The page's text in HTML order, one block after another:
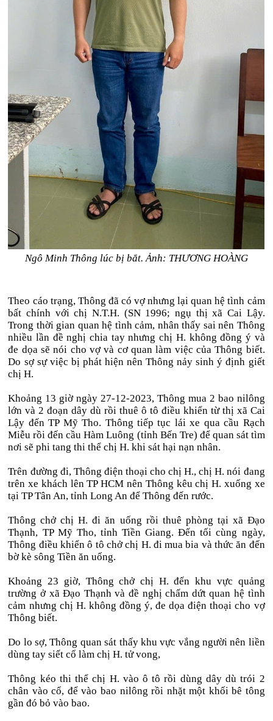
Ngô Minh Thông lúc bị bắt. Ảnh: THƯƠNG HOÀNG
Theo cáo trạng, Thông đã có vợ nhưng lại quan hệ tình cảm
bất chính với chị N.T.H. (SN 1996; ngụ thị xã Cai Lậy.
Trong thời gian quan hệ tình cảm, nhân thấy sai nên Thông
nhiều lần đề nghị chia tay nhưng chị H. không đồng ý và
đe dọa sẽ nói cho vợ và cơ quan làm việc của Thông biết.
Do sợ sự việc bị phát hiện nên Thông nảy sinh ý định giết
chị H.
Khoảng 13 giờ ngày 27-12-2023, Thông mua 2 bao nilông
lớn và 2 đoạn dây dù rồi thuê ô tô điều khiển từ thị xã Cai
Lậy đến TP Mỹ Tho. Thông tiếp tục lái xe qua cầu Rạch
Miễu rồi đến cầu Hàm Luông (tỉnh Bến Tre) để quan sát tìm
nơi sẽ phi tang thi thể chị H. khi sát hại nạn nhân.
Trên đường đi, Thông điện thoại cho chị H., chị H. nói đang
trên xe khách lên TP HCM nên Thông kêu chị H. xuống xe
tại TP Tân An, tỉnh Long An để Thông đến rước.
Thông chở chị H. đi ăn uống rồi thuê phòng tại xã Đạo
Thạnh, TP Mỹ Tho, tỉnh Tiền Giang. Đến tối cùng ngày,
Thông điều khiển ô tô chở chị H. đi mua bia và thức ăn đến
bờ kè sông Tiền ăn uống.
Khoảng 23 giờ, Thông chở chị H. đến khu vực quảng
trường ở xã Đạo Thạnh và đề nghị chấm dứt quan hệ tình
cảm nhưng chị H. không đồng ý, đe dọa điện thoại cho vợ
Thông biết.
Do lo sợ, Thông quan sát thấy khu vực vắng người nên liền
dùng tay siết cổ làm chị H. tử vong,
Thông kéo thi thể chị H. vào ô tô rồi dùng dây dù trói 2
chân vào cổ, để vào bao nilông rồi nhặt một khối bê tông
gần đó bỏ vào bao.